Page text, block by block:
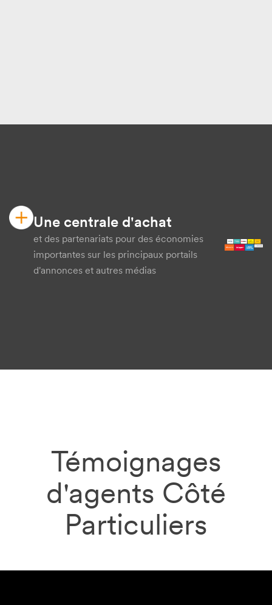
Une centrale d'achat
et des partenariats pour des économies
importantes sur les principaux portails
d'annonces et autres médias
Témoignages
d'agents Côté
Particuliers